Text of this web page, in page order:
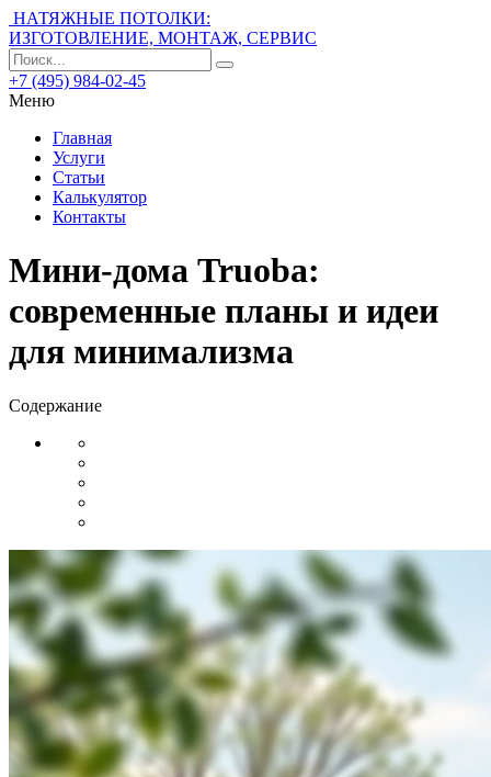
НАТЯЖНЫЕ ПОТОЛКИ:
ИЗГОТОВЛЕНИЕ, МОНТАЖ, СЕРВИС
+7 (495) 984-02-45
Меню
Главная
Услуги
Статьи
Калькулятор
Контакты
Мини-дома Truoba:
современные планы и идеи
для минимализма
Содержание